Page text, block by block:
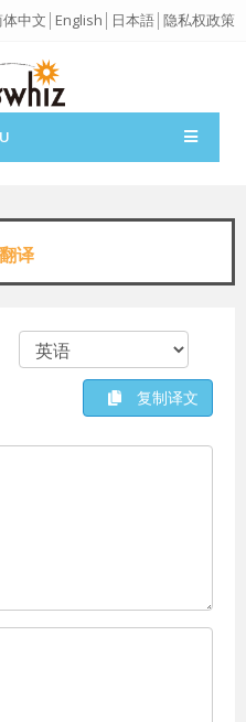
中文 English 日本語 隐私权政策
译
复制译文